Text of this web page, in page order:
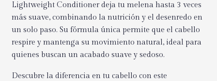
Lightweight Conditioner deja tu melena hasta 3 veces
más suave, combinando la nutrición y el desenredo en
un solo paso. Su fórmula única permite que el cabello
respire y mantenga su movimiento natural, ideal para
quienes buscan un acabado suave y sedoso.
Descubre la diferencia en tu cabello con este